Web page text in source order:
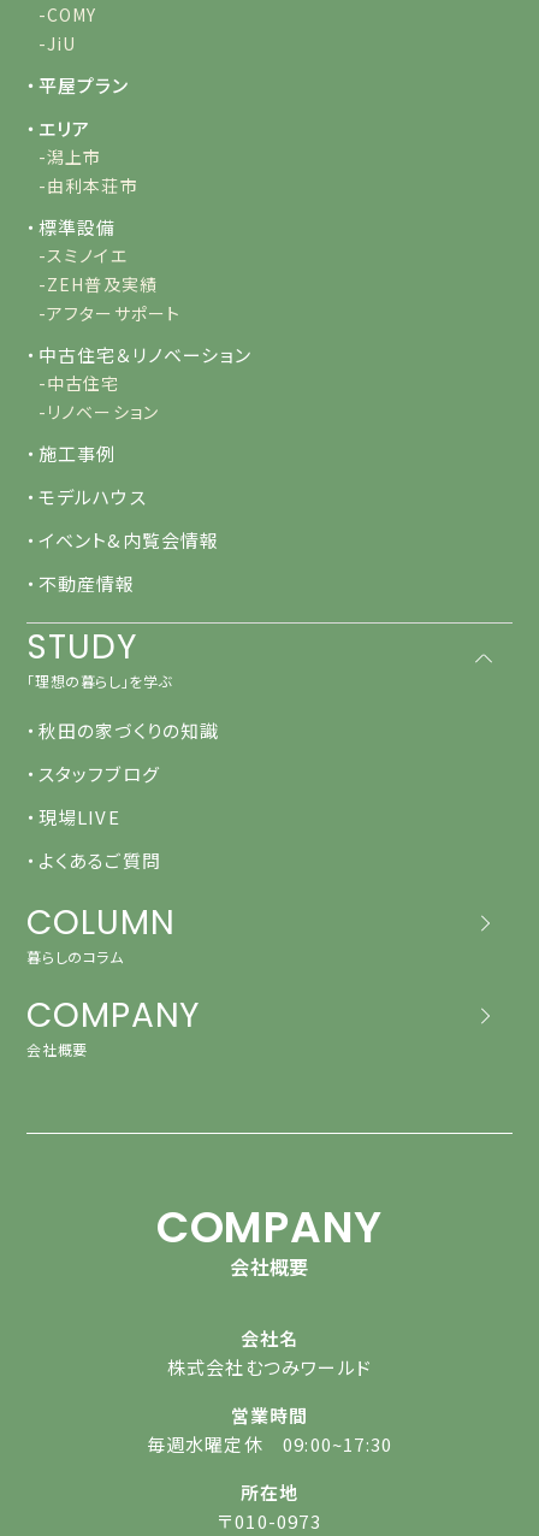
-COMY
-JiU
・平屋プラン
・エリア
-潟上市
-由利本荘市
・標準設備
-スミノイエ
-ZEH普及実績
-アフターサポート
・中古住宅＆リノベーション
-中古住宅
-リノベーション
・施工事例
・モデルハウス
・イベント&内覧会情報
・不動産情報
STUDY
「理想の暮らし」を学ぶ
・秋田の家づくりの知識
・スタッフブログ
・現場LIVE
・よくあるご質問
COLUMN
暮らしのコラム
COMPANY
会社概要
COMPANY
会社概要
会社名
株式会社むつみワールド
営業時間
毎週水曜定休 09:00~17:30
所在地
〒010-0973